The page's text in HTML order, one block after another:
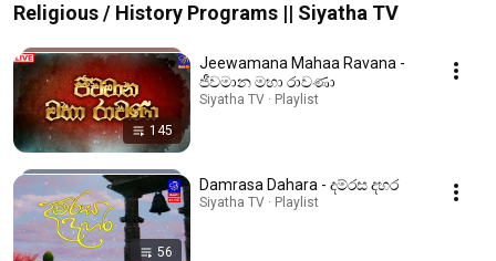
Religious / History Programs || Siyatha TV
145
Jeewamana Mahaa Ravana -
ජීවමාන මහා රාවණා
Siyatha TV · Playlist
56
Damrasa Dahara - දම්රස දහර
Siyatha TV · Playlist